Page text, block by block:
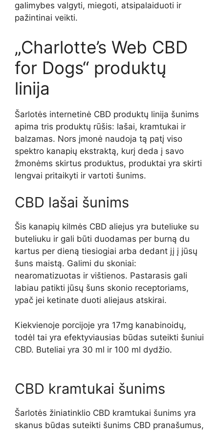
galimybes valgyti, miegoti, atsipalaiduoti ir
pažintinai veikti.
„Charlotte’s Web CBD
for Dogs“ produktų
linija
Šarlotės internetinė CBD produktų linija šunims
apima tris produktų rūšis: lašai, kramtukai ir
balzamas. Nors įmonė naudoja tą patį viso
spektro kanapių ekstraktą, kurį deda į savo
žmonėms skirtus produktus, produktai yra skirti
lengvai pritaikyti ir vartoti šunims.
CBD lašai šunims
Šis kanapių kilmės CBD aliejus yra buteliuke su
buteliuku ir gali būti duodamas per burną du
kartus per dieną tiesiogiai arba dedant jį į jūsų
šuns maistą. Galimi du skoniai:
nearomatizuotas ir vištienos. Pastarasis gali
labiau patikti jūsų šuns skonio receptoriams,
ypač jei ketinate duoti aliejaus atskirai.
Kiekvienoje porcijoje yra 17mg kanabinoidų,
todėl tai yra efektyviausias būdas suteikti šuniui
CBD. Buteliai yra 30 ml ir 100 ml dydžio.
CBD kramtukai šunims
Šarlotės žiniatinklio CBD kramtukai šunims yra
skanus būdas suteikti šunims CBD pranašumus,